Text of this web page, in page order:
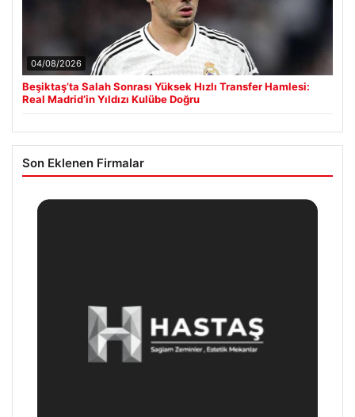
04/08/2026
Beşiktaş’ta Salah Sonrası Yüksek Hızlı Transfer Hamlesi:
Real Madrid’in Yıldızı Kulübe Doğru
Son Eklenen Firmalar